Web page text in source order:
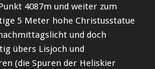
4087m und weiter zum
5 Meter hohe Christusstatue
und doch
übers Lisjoch und
(die Spuren der Heliskier